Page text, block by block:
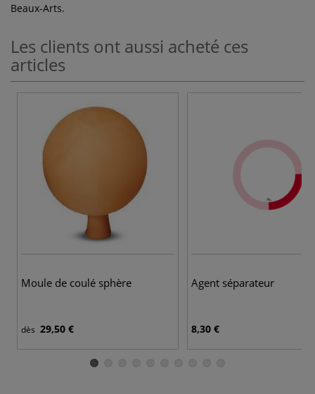
Beaux-Arts.
Les clients ont aussi acheté ces
articles
Moule de coulé sphère
dès 29,50 €
Agent séparateur
8,30 €